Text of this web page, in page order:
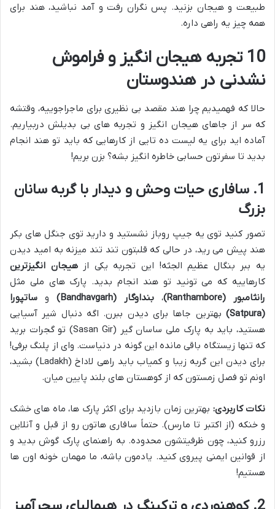
طبیعت و هیجان بزنید. پس نگران رفت و آمد نباشید، هند برای
همه چیز یه راهی داره.
10 تجربه هیجان انگیز و فراموش
نشدنی در هندوستان
حالا که فهمیدیم چرا هند مقصد بی نظیری برای ماجراجوییه، وقتشه
که سر از جاهای هیجان انگیز و تجربه های بی بدیلش دربیاریم.
آماده اید برای یه لیست ده تایی از کارهایی که باید تو هند انجام
بدید تا سفرتون حسابی خاطره انگیز بشه؟ بزن بریم!
1. سافاری حیات وحش و دیدار با گربه سانان
بزرگ
تصور کنید توی یه جیپ روباز نشستید و دارید توی جنگل های بکر
هند پیش می رید، در حالی که قلبتون تند تند میزنه به امید دیدن
یه ببر بنگال عظیم الجثه! این تجربه یکی ازهیجان انگیزترین
کارهاییه که می تونید تو هند انجام بدید. پارک های ملی مثل
رانثامبور (Ranthambore)
، بنداوگار (Bandhavgarh) و ساتپورا
(Satpura)
بهترین جاها برای دیدن ببرن. اگه دنبال شیر آسیایی
هستید، باید به پارک ملی ساسان گیر (Sasan Gir) تو گجرات برید
که تنها زیستگاه باقی مانده این گونه در دنیاست. وای از پلنگ برفی!
برای دیدن این گربه زیبا و کمیاب باید راهی لاداخ (Ladakh) بشید،
اونم تو فصل زمستون که از کوهستان های بلند پایین میان.
نکات کاربردی: بهترین زمان بازدید برای اکثر پارک ها، ماه های خشک
و خنکه (از اکتبر تا مارس). حتماً سافاری هاتون رو از قبل و آنلاین
رزرو کنید، چون ظرفیتشون محدوده. به راهنمای پارک گوش بدید و
از قوانین ایمنی پیروی کنید. یادمون باشه، ما مهمان خونه اون ها
هستیم!